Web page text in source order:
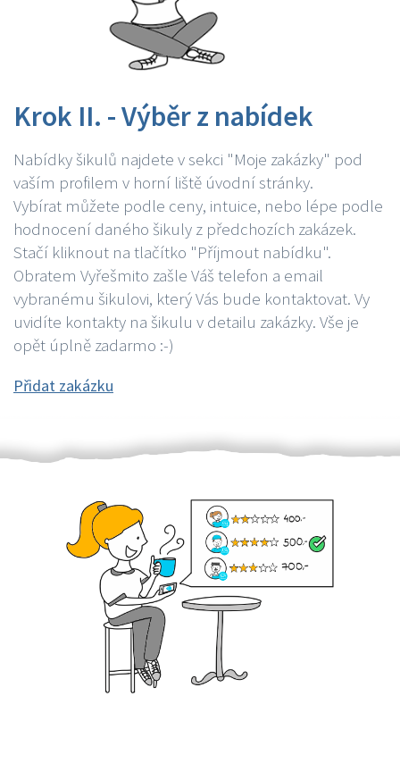
Krok II. - Výběr z nabídek
Nabídky šikulů najdete v sekci "Moje zakázky" pod
vaším profilem v horní liště úvodní stránky.
Vybírat můžete podle ceny, intuice, nebo lépe podle
hodnocení daného šikuly z předchozích zakázek.
Stačí kliknout na tlačítko "Příjmout nabídku".
Obratem Vyřešmito zašle Váš telefon a email
vybranému šikulovi, který Vás bude kontaktovat. Vy
uvidíte kontakty na šikulu v detailu zakázky. Vše je
opět úplně zadarmo :-)
Přidat zakázku